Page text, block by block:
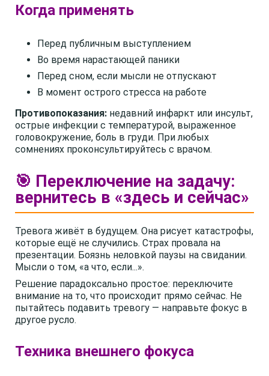
Когда применять
Перед публичным выступлением
Во время нарастающей паники
Перед сном, если мысли не отпускают
В момент острого стресса на работе
Противопоказания: недавний инфаркт или инсульт,
острые инфекции с температурой, выраженное
головокружение, боль в груди. При любых
сомнениях проконсультируйтесь с врачом.
🎯 Переключение на задачу:
вернитесь в «здесь и сейчас»
Тревога живёт в будущем. Она рисует катастрофы,
которые ещё не случились. Страх провала на
презентации. Боязнь неловкой паузы на свидании.
Мысли о том, «а что, если...».
Решение парадоксально простое: переключите
внимание на то, что происходит прямо сейчас. Не
пытайтесь подавить тревогу — направьте фокус в
другое русло.
Техника внешнего фокуса